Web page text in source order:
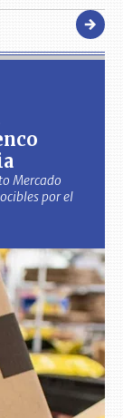
Mercado
por el